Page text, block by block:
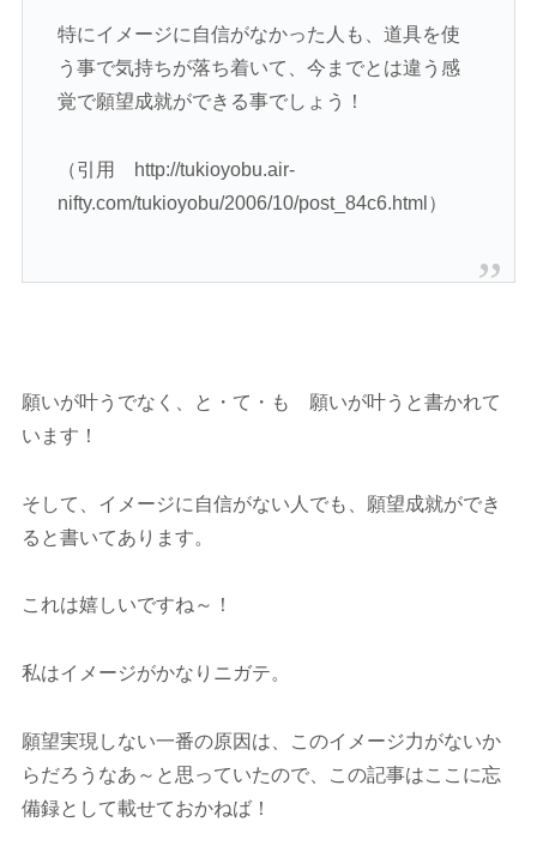
特にイメージに自信がなかった人も、道具を使
う事で気持ちが落ち着いて、今までとは違う感
覚で願望成就ができる事でしょう！
（引用 http://tukioyobu.air-
nifty.com/tukioyobu/2006/10/post_84c6.html）
願いが叶うでなく、と・て・も 願いが叶うと書かれて
います！
そして、イメージに自信がない人でも、願望成就ができ
ると書いてあります。
これは嬉しいですね～！
私はイメージがかなりニガテ。
願望実現しない一番の原因は、このイメージ力がないか
らだろうなあ～と思っていたので、この記事はここに忘
備録として載せておかねば！